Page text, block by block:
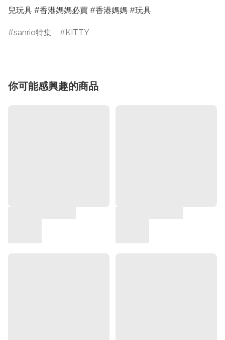
兒玩具 #香港媽媽必買 #香港媽媽 #玩具
sanrio特集 KITTY
你可能感興趣的商品